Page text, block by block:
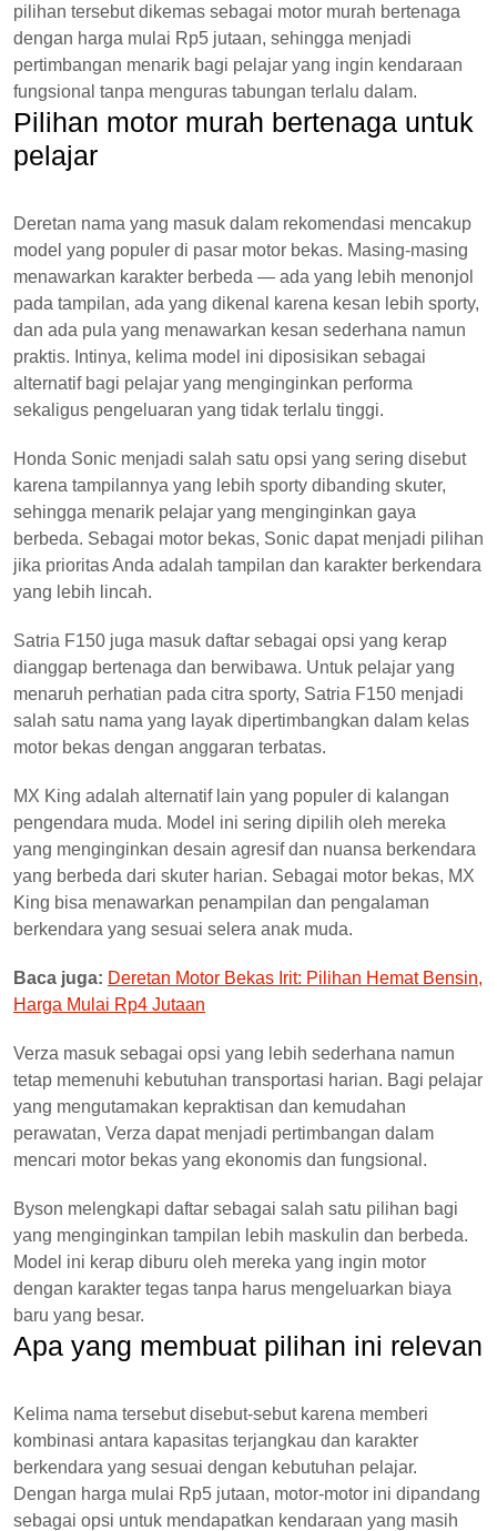
pilihan tersebut dikemas sebagai motor murah bertenaga
dengan harga mulai Rp5 jutaan, sehingga menjadi
pertimbangan menarik bagi pelajar yang ingin kendaraan
fungsional tanpa menguras tabungan terlalu dalam.
Pilihan motor murah bertenaga untuk
pelajar
Deretan nama yang masuk dalam rekomendasi mencakup
model yang populer di pasar motor bekas. Masing-masing
menawarkan karakter berbeda — ada yang lebih menonjol
pada tampilan, ada yang dikenal karena kesan lebih sporty,
dan ada pula yang menawarkan kesan sederhana namun
praktis. Intinya, kelima model ini diposisikan sebagai
alternatif bagi pelajar yang menginginkan performa
sekaligus pengeluaran yang tidak terlalu tinggi.
Honda Sonic menjadi salah satu opsi yang sering disebut
karena tampilannya yang lebih sporty dibanding skuter,
sehingga menarik pelajar yang menginginkan gaya
berbeda. Sebagai motor bekas, Sonic dapat menjadi pilihan
jika prioritas Anda adalah tampilan dan karakter berkendara
yang lebih lincah.
Satria F150 juga masuk daftar sebagai opsi yang kerap
dianggap bertenaga dan berwibawa. Untuk pelajar yang
menaruh perhatian pada citra sporty, Satria F150 menjadi
salah satu nama yang layak dipertimbangkan dalam kelas
motor bekas dengan anggaran terbatas.
MX King adalah alternatif lain yang populer di kalangan
pengendara muda. Model ini sering dipilih oleh mereka
yang menginginkan desain agresif dan nuansa berkendara
yang berbeda dari skuter harian. Sebagai motor bekas, MX
King bisa menawarkan penampilan dan pengalaman
berkendara yang sesuai selera anak muda.
Baca juga: Deretan Motor Bekas Irit: Pilihan Hemat Bensin,
Harga Mulai Rp4 Jutaan
Verza masuk sebagai opsi yang lebih sederhana namun
tetap memenuhi kebutuhan transportasi harian. Bagi pelajar
yang mengutamakan kepraktisan dan kemudahan
perawatan, Verza dapat menjadi pertimbangan dalam
mencari motor bekas yang ekonomis dan fungsional.
Byson melengkapi daftar sebagai salah satu pilihan bagi
yang menginginkan tampilan lebih maskulin dan berbeda.
Model ini kerap diburu oleh mereka yang ingin motor
dengan karakter tegas tanpa harus mengeluarkan biaya
baru yang besar.
Apa yang membuat pilihan ini relevan
Kelima nama tersebut disebut-sebut karena memberi
kombinasi antara kapasitas terjangkau dan karakter
berkendara yang sesuai dengan kebutuhan pelajar.
Dengan harga mulai Rp5 jutaan, motor-motor ini dipandang
sebagai opsi untuk mendapatkan kendaraan yang masih